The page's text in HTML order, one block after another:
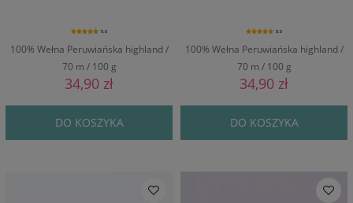
100% Wełna Peruwiańska highland /
70 m / 100 g
5.0
34,90 zł
DO KOSZYKA
100% Wełna Peruwiańska highland /
70 m / 100 g
5.0
34,90 zł
DO KOSZYKA